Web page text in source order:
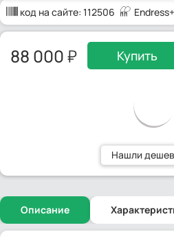
код на сайте: 112506
88 000 Купить
Нашли
Описание